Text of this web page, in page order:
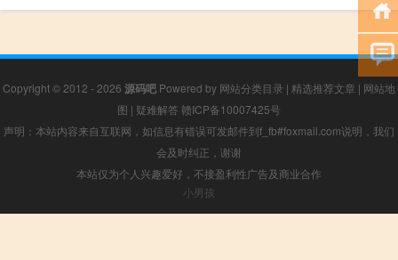
Copyright © 2012 - 2026 源码吧 Powered by 网站分类目录 | 精选推荐文章 | 网站地
图 | 疑难解答 赣ICP备10007425号
声明：本站内容来自互联网，如信息有错误可发邮件到f_fb#foxmail.com说明，我们
会及时纠正，谢谢
本站仅为个人兴趣爱好，不接盈利性广告及商业合作
小男孩